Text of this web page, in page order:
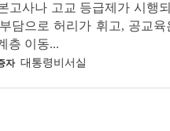
고사나 고교 등급제가 시행
담으로 허리가 휘고, 공교
층 이동...
자 대통령비서실